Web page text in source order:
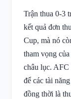
Trận thua 0-3
kết quả đơn
Cup, mà nó
tham vọng
châu lục. AFC
để các tài
đồng thời là